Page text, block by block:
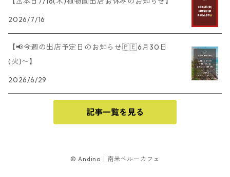
2026/7/16
【📢今週の出店予定日のお知らせ🇵🇪6月30日
(火)〜】
2026/6/29
記事一覧を見る
© Andino｜南米ペルーカフェ